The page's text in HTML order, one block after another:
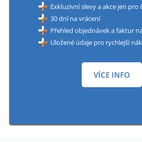
Exkluzivní slevy a akce jen pro
30 dní na vrácení
Přehled objednávek a faktur
Uložené údaje pro rychlejší
VÍCE INFO